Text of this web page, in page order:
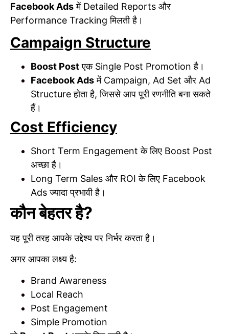
Facebook Adsमें Detailed Reports और
Performance Tracking मिलती है।
Campaign Structure
Boost Postएक Single Post Promotion है।
Facebook Adsमें Campaign, Ad Set और Ad
Structure होता है, जिससे आप पूरी रणनीति बना सकते
हैं।
Cost Efficiency
Short Term Engagement के लिए Boost Post
अच्छा है।
Long Term Sales और ROI के लिए Facebook
Ads ज्यादा प्रभावी है।
कौन बेहतर है?
यह पूरी तरह आपके उद्देश्य पर निर्भर करता है।
अगर आपका लक्ष्य है:
Brand Awareness
Local Reach
Post Engagement
Simple Promotion